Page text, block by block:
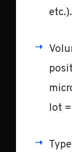
etc.).
lot